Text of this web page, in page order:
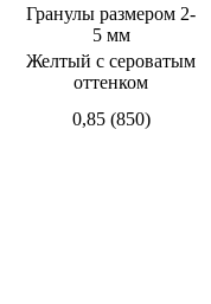
Гранулы размером 2-
5 мм
Желтый с сероватым
оттенком
0,85 (850)